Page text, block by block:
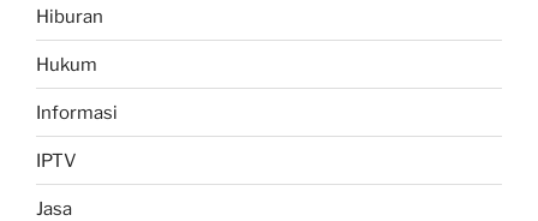
Hiburan
Hukum
Informasi
IPTV
Jasa